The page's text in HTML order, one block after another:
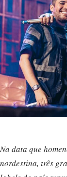
Na data que
nordestina, três